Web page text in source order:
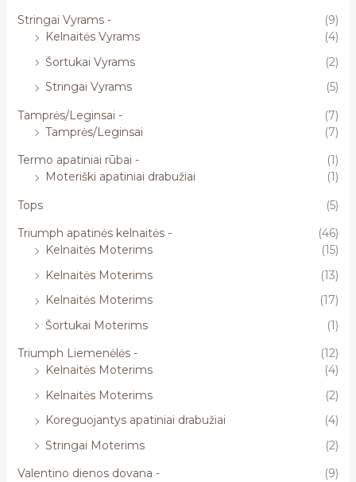
Stringai Vyrams -
(9)
Kelnaitės Vyrams
(4)
Šortukai Vyrams
(2)
Stringai Vyrams
(5)
Tamprės/Leginsai -
(7)
Tamprės/Leginsai
(7)
Termo apatiniai rūbai -
(1)
Moteriški apatiniai drabužiai
(1)
Tops
(5)
Triumph apatinės kelnaitės -
(46)
Kelnaitės Moterims
(15)
Kelnaitės Moterims
(13)
Kelnaitės Moterims
(17)
Šortukai Moterims
(1)
Triumph Liemenėlės -
(12)
Kelnaitės Moterims
(4)
Kelnaitės Moterims
(2)
Koreguojantys apatiniai drabužiai
(4)
Stringai Moterims
(2)
Valentino dienos dovana -
(9)